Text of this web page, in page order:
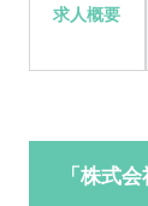
求人概要
「株式